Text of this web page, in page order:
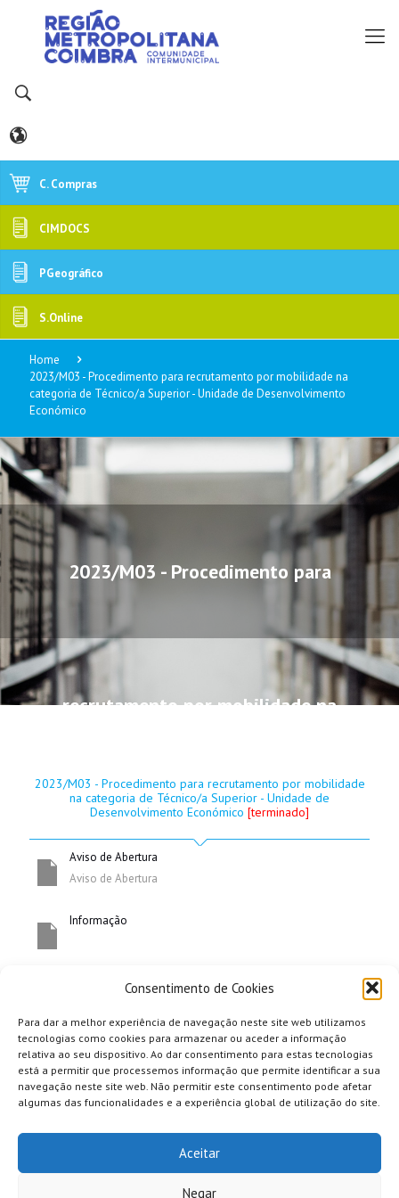
Consentimento de Cookies
Para dar a melhor experiência de navegação neste site web utilizamos
tecnologias como cookies para armazenar ou aceder a informação
relativa ao seu dispositivo. Ao dar consentimento para estas tecnologias
está a permitir que processemos informação que permite identificar a sua
navegação neste site web. Não permitir este consentimento pode afetar
algumas das funcionalidades e a experiência global de utilização do site.
Aceitar
Negar
C. Compras
CIMDOCS
PGeográfico
S.Online
Home
2023/M03 - Procedimento para recrutamento por mobilidade na
categoria de Técnico/a Superior - Unidade de Desenvolvimento
Económico
2023/M03 - Procedimento para
recrutamento por mobilidade na
categoria de Técnico/a Superior -
Económico
2023/M03 - Procedimento para recrutamento por mobilidade
na categoria de Técnico/a Superior - Unidade de
Desenvolvimento Económico [terminado]
Aviso de Abertura
Aviso de Abertura
Informação